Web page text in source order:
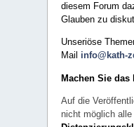
diesem Forum
Glauben zu
Unseriöse
Mail info@kath-
Machen Sie das
Auf die
nicht möglich